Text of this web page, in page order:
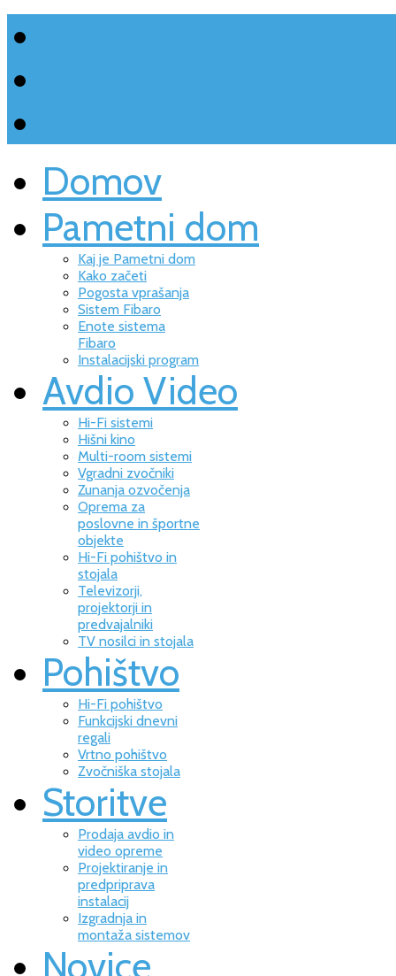
Domov
Pametni dom
Kaj je Pametni dom
Kako začeti
Pogosta vprašanja
Sistem Fibaro
Enote sistema
Fibaro
Instalacijski program
Avdio Video
Hi-Fi sistemi
Hišni kino
Multi-room sistemi
Vgradni zvočniki
Zunanja ozvočenja
Oprema za
poslovne in športne
objekte
Hi-Fi pohištvo in
stojala
Televizorji,
projektorji in
predvajalniki
TV nosilci in stojala
Pohištvo
Hi-Fi pohištvo
Funkcijski dnevni
regali
Vrtno pohištvo
Zvočniška stojala
Storitve
Prodaja avdio in
video opreme
Projektiranje in
predpriprava
instalacij
Izgradnja in
montaža sistemov
Novice